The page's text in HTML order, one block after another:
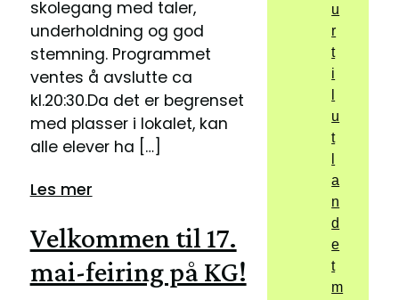
skolegang med taler,
underholdning og god
stemning. Programmet
ventes å avslutte ca
kl.20:30.Da det er begrenset
med plasser i lokalet, kan
alle elever ha […]
Les mer
Velkommen til 17.
mai-feiring på KG!
u
r
t
i
u
t
a
n
d
e
t
m